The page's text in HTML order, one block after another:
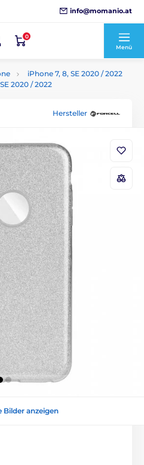
info@momanio.at
0
Menü
iPhone 7, 8, SE 2020 / 2022
2020 / 2022
Hersteller
Bilder anzeigen